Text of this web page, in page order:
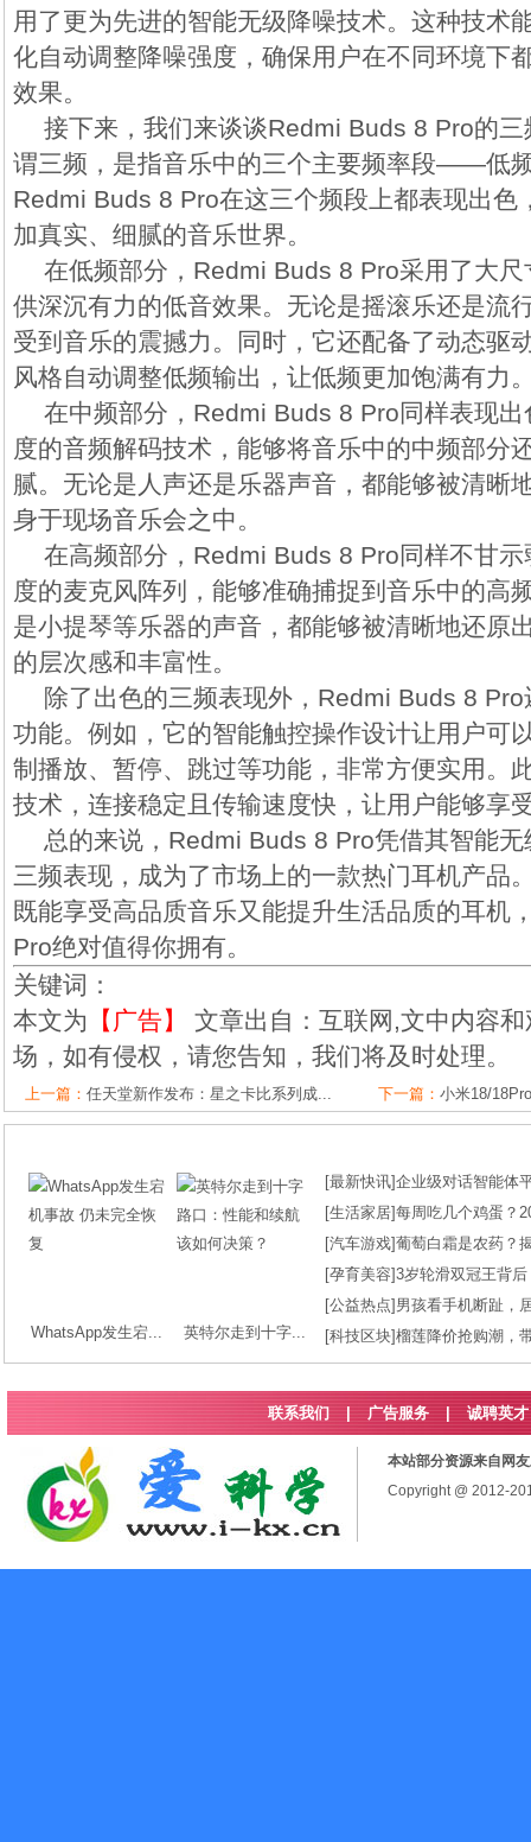
用了更为先进的智能无级降噪技术。这种技术
化自动调整降噪强度，确保用户在不同环境下
效果。
接下来，我们来谈谈Redmi Buds 8 Pro的
谓三频，是指音乐中的三个主要频率段——低
Redmi Buds 8 Pro在这三个频段上都表现出色
加真实、细腻的音乐世界。
在低频部分，Redmi Buds 8 Pro采用了大
供深沉有力的低音效果。无论是摇滚乐还是流
受到音乐的震撼力。同时，它还配备了动态驱
风格自动调整低频输出，让低频更加饱满有力
在中频部分，Redmi Buds 8 Pro同样表现
度的音频解码技术，能够将音乐中的中频部分
腻。无论是人声还是乐器声音，都能够被清晰
身于现场音乐会之中。
在高频部分，Redmi Buds 8 Pro同样不甘
度的麦克风阵列，能够准确捕捉到音乐中的高
是小提琴等乐器的声音，都能够被清晰地还原
的层次感和丰富性。
除了出色的三频表现外，Redmi Buds 8
功能。例如，它的智能触控操作设计让用户可
制播放、暂停、跳过等功能，非常方便实用。
技术，连接稳定且传输速度快，让用户能够享
总的来说，Redmi Buds 8 Pro凭借其智能
三频表现，成为了市场上的一款热门耳机产品
既能享受高品质音乐又能提升生活品质的耳机
Pro绝对值得你拥有。
关键词：
本文为 【广告】
文章出自：互联网,文中内容
场，如有侵权，请您告知，我们将及时处理。
上一篇： 任天堂新作发布：星之卡比系列成... 下一篇： 小米18/
WhatsApp发生宕... 英特尔走到十字...
[最新快讯]企业级对话智能体
[生活家居]每周吃几个鸡蛋？
[汽车游戏]葡萄白霜是农药？
[孕育美容]3岁轮滑双冠王背
[公益热点] 男孩看手机断趾，
[科技区块]榴莲降价抢购潮，
联系我们 广告服务 | 诚聘英才
本站部分资源来自网
Copyright @ 2012-